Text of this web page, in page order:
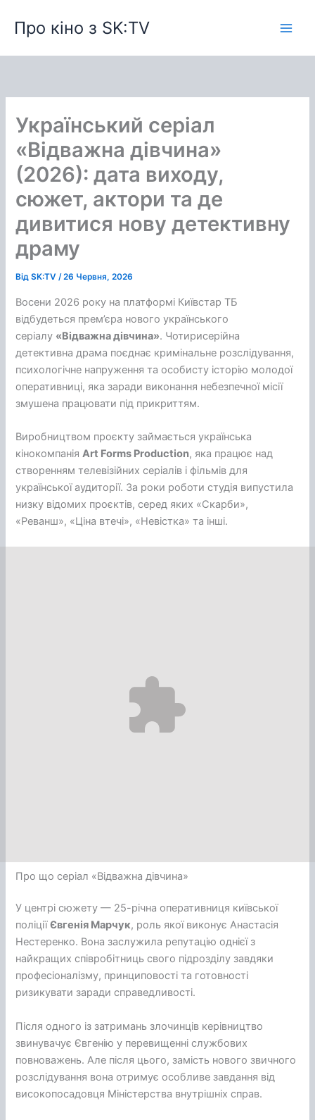
вмісту
Про кіно з SK:TV
Український серіал
«Відважна дівчина»
(2026): дата виходу,
сюжет, актори та де
дивитися нову детективну
драму
ВідSK:TV/26 Червня, 2026
Восени 2026 року на платформі Київстар ТБ
відбудеться прем’єра нового українського
серіалу «Відважна дівчина». Чотирисерійна
детективна драма поєднає кримінальне розслідування,
психологічне напруження та особисту історію молодої
оперативниці, яка заради виконання небезпечної місії
змушена працювати під прикриттям.
Виробництвом проєкту займається українська
кінокомпаніяArt Forms Production, яка працює над
створенням телевізійних серіалів і фільмів для
української аудиторії. За роки роботи студія випустила
низку відомих проєктів, серед яких «Скарби»,
«Реванш», «Ціна втечі», «Невістка» та інші.
Про що серіал «Відважна дівчина»
У центрі сюжету — 25-річна оперативниця київської
поліціїЄвгенія Марчук, роль якої виконує Анастасія
Нестеренко. Вона заслужила репутацію однієї з
найкращих співробітниць свого підрозділу завдяки
професіоналізму, принциповості та готовності
ризикувати заради справедливості.
Після одного із затримань злочинців керівництво
звинувачує Євгенію у перевищенні службових
повноважень. Але після цього, замість нового звичного
розслідування вона отримує особливе завдання від
високопосадовця Міністерства внутрішніх справ.